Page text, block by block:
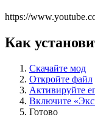
https://
Как
Скачайте мод
Откройте файл
Активируйте
Включите
Готово